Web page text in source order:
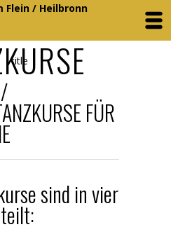
/
FÜR
sind in vier